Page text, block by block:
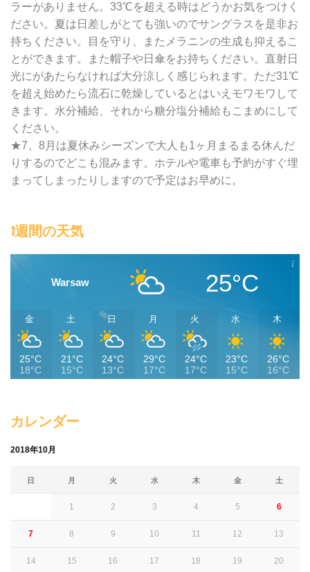
ラーがありません。33℃を超える時はどうかお気をつけく
ださい。夏は日差しがとても強いのでサングラスを是非お
持ちください。目を守り、またメラニンの生成も抑えるこ
とができます。また帽子や日傘をお持ちください。直射日
光にがあたらなければ大分涼しく感じられます。ただ31℃
を超え始めたら流石に乾燥しているとはいえモワモワして
きます。水分補給、それから糖分塩分補給もこまめにして
ください。
★7、8月は夏休みシーズンで大人も1ヶ月まるまる休んだ
りするのでどこも混みます。ホテルや電車も予約がすぐ埋
まってしまったりしますので予定はお早めに。
1週間の天気
Warsaw 25°C
金
25°C
18°C
土
21°C
15°C
日
24°C
13°C
月
29°C
17°C
火
24°C
17°C
水
23°C
15°C
木
26°C
16°C
カレンダー
2018年10月
日 月 火 水 木 金 土
1 2 3 4 5 6
7 8 9 10 11 12 13
14 15 16 17 18 19 20